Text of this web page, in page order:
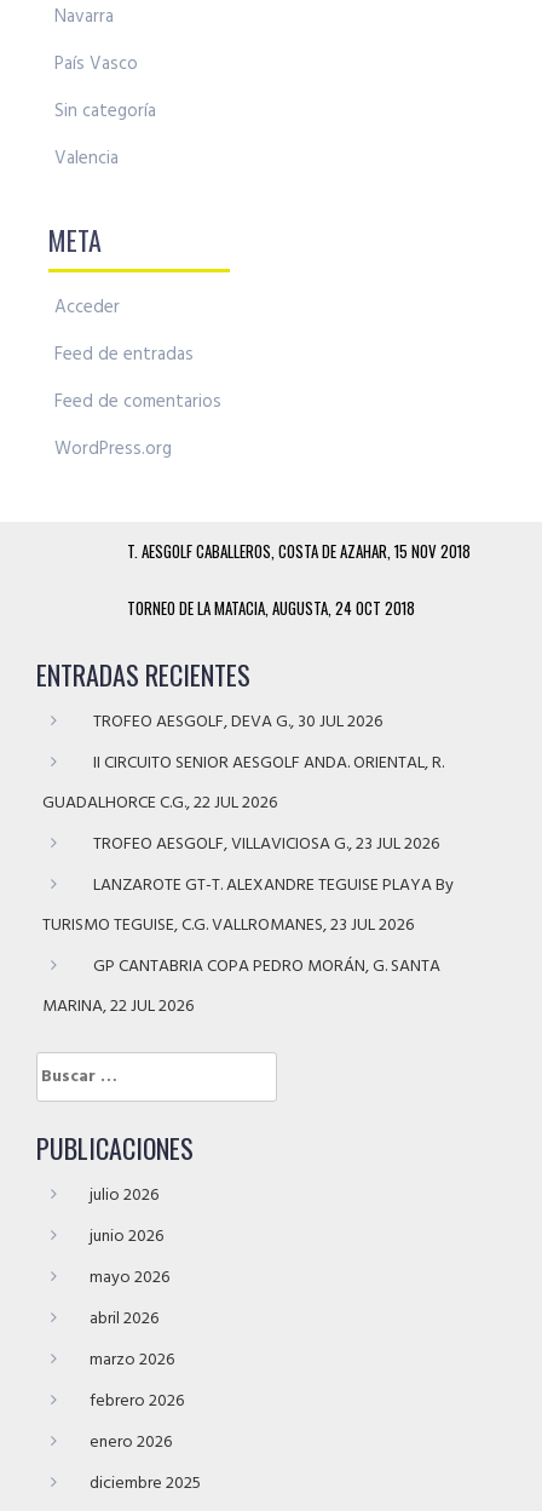
Navarra
País Vasco
Sin categoría
Valencia
META
Acceder
Feed de entradas
Feed de comentarios
WordPress.org
T. AESGOLF CABALLEROS, COSTA DE AZAHAR, 15 NOV 2018
TORNEO DE LA MATACIA, AUGUSTA, 24 OCT 2018
ENTRADAS RECIENTES
TROFEO AESGOLF, DEVA G., 30 JUL 2026
II CIRCUITO SENIOR AESGOLF ANDA. ORIENTAL, R.
GUADALHORCE C.G., 22 JUL 2026
TROFEO AESGOLF, VILLAVICIOSA G., 23 JUL 2026
LANZAROTE GT-T. ALEXANDRE TEGUISE PLAYA By
TURISMO TEGUISE, C.G. VALLROMANES, 23 JUL 2026
GP CANTABRIA COPA PEDRO MORÁN, G. SANTA
MARINA, 22 JUL 2026
Buscar:
PUBLICACIONES
julio 2026
junio 2026
mayo 2026
abril 2026
marzo 2026
febrero 2026
enero 2026
diciembre 2025